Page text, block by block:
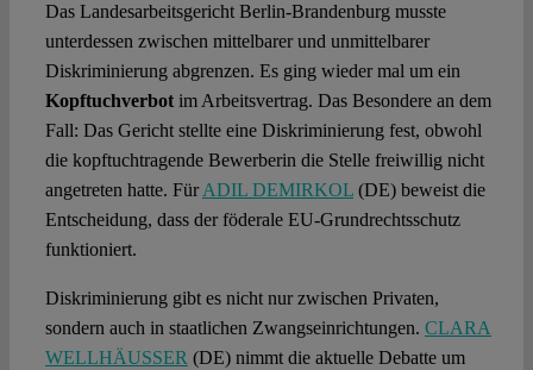
Das Landesarbeitsgericht Berlin-Brandenburg musste
unterdessen zwischen mittelbarer und unmittelbarer
Diskriminierung abgrenzen. Es ging wieder mal um ein
Kopftuchverbotim Arbeitsvertrag. Das Besondere an dem
Fall: Das Gericht stellte eine Diskriminierung fest, obwohl
die kopftuchtragende Bewerberin die Stelle freiwillig nicht
angetreten hatte. FürADIL DEMIRKOL(DE) beweist die
Entscheidung, dass der föderale EU-Grundrechtsschutz
funktioniert.
Diskriminierung gibt es nicht nur zwischen Privaten,
sondern auch in staatlichen Zwangseinrichtungen. CLARA
WELLHÄUSSER (DE) nimmt die aktuelle Debatte um